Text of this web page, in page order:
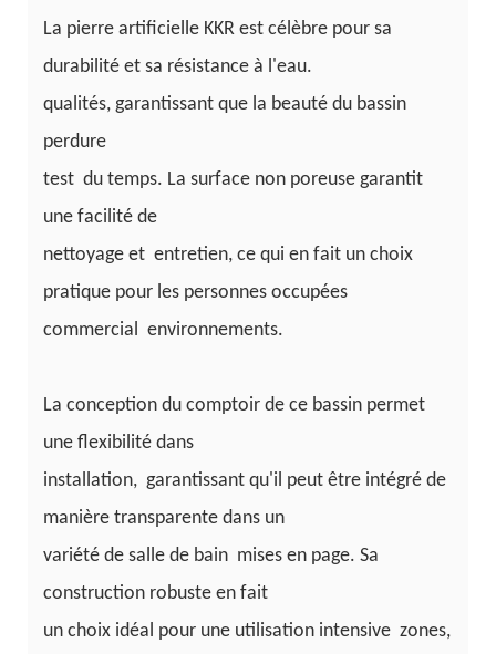
La pierre artificielle KKR est célèbre pour sa
durabilité et sa résistance à l'eau.
qualités, garantissant que la beauté du bassin
perdure
test du temps. La surface non poreuse garantit
une facilité de
nettoyage et entretien, ce qui en fait un choix
pratique pour les personnes occupées
commercial
environnements.
La conception du comptoir de ce bassin permet
une flexibilité dans
installation, garantissant qu'il peut être intégré de
manière transparente dans un
variété de salle de bain mises en page. Sa
construction robuste en fait
un choix idéal pour une utilisation intensive zones,